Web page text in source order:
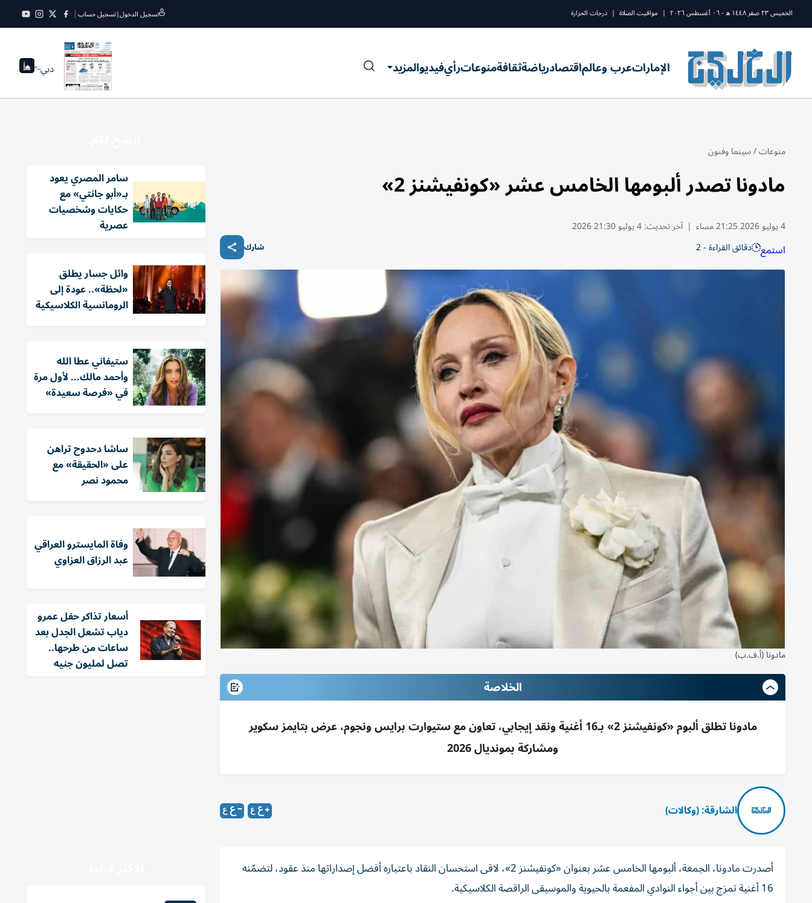
الخميس ٢٣ صفر ١٤٤٨ ه - ٠٦ أغسطس ٢٠٢٦ | مواقيت الصلاة | درجات الحرارة تسجيل الدخول|تسجيل حساب
الإماراتعرب وعالماقتصادرياضةثقافةمنوعاترأيفيديوالمزيد دبي--°
منوعات/سينما وفنون
مادونا تصدر ألبومها الخامس عشر «كونفيشنز 2»
4 يوليو 2026 21:25 مساء | آخر تحديث:4 يوليو 21:30 2026
استمع دقائق القراءة - 2 شارك
مادونا (أ.ف.ب)
الخلاصة
مادونا تطلق ألبوم «كونفيشنز 2» بـ16 أغنية ونقد إيجابي، تعاون مع ستيوارت برايس ونجوم، عرض بتايمز سكوير
ومشاركة بمونديال 2026
الشارقة: (وكالات)
أصدرت مادونا، الجمعة، ألبومها الخامس عشر بعنوان «كونفيشنز 2»، لاقى استحسان النقاد باعتباره أفضل إصداراتها منذ عقود، لتضمّنه
16 أغنية تمزج بين أجواء النوادي المفعمة بالحيوية والموسيقى الراقصة الكلاسيكية.
سامر المصري يعود
بـ«أبو جانتي» مع
حكايات وشخصيات
عصرية
وائل جسار يطلق
«لحظة».. عودة إلى
الرومانسية الكلاسيكية
ستيفاني عطا الله
وأحمد مالك... لأول مرة
في «فرصة سعيدة»
ساشا دحدوح تراهن
على «الحقيقة» مع
محمود نصر
وفاة المايسترو العراقي
عبد الرزاق العزاوي
أسعار تذاكر حفل عمرو
دياب تشعل الجدل بعد
ساعات من طرحها..
تصل لمليون جنيه